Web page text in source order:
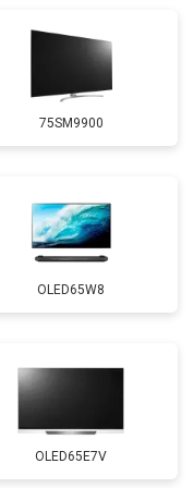
75SM9900
OLED65W8
OLED65E7V